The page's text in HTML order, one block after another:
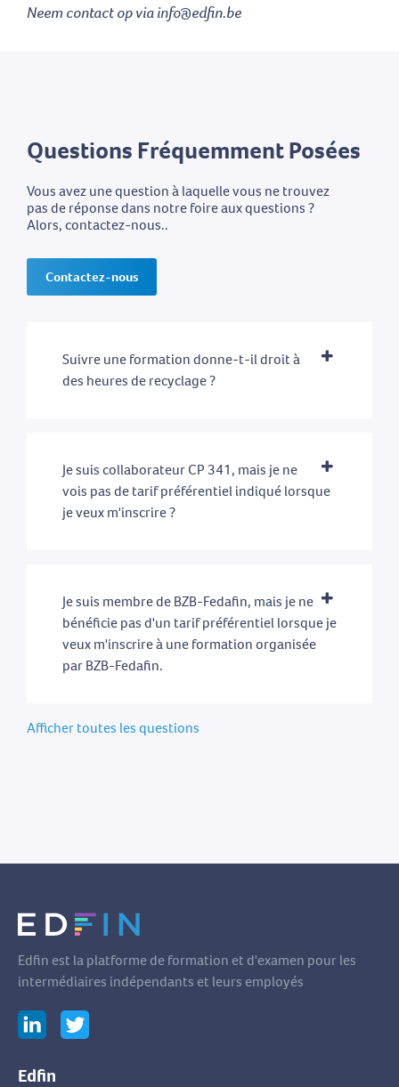
Neem contact op via info@edfin.be
Questions Fréquemment Posées
Vous avez une question à laquelle vous ne trouvez
pas de réponse dans notre foire aux questions ?
Alors, contactez-nous..
Contactez-nous
Suivre une formation donne-t-il droit à
des heures de recyclage ?
Je suis collaborateur CP 341, mais je ne
vois pas de tarif préférentiel indiqué lorsque
je veux m'inscrire ?
Je suis membre de BZB-Fedafin, mais je ne
bénéficie pas d'un tarif préférentiel lorsque je
veux m'inscrire à une formation organisée
par BZB-Fedafin.
Afficher toutes les questions
Edfin est la platforme de formation et d'examen pour les
intermédiaires indépendants et leurs employés
Edfin